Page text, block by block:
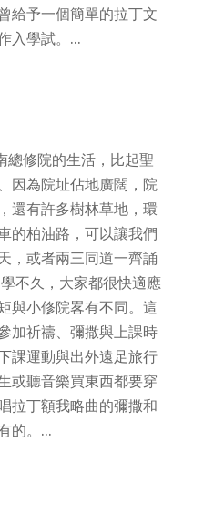
給予一個簡單的拉丁文
入學試。...
院的生活，比起聖
因為院址佔地廣闊，院
還有許多樹林草地，環
的柏油路，可以讓我們
，或者兩三同道一齊誦
久，大家都很快適應
與小修院畧有不同。這
加祈禱、彌撒與上課時
課運動與出外遠足旅行
或聽音樂買東西都要穿
拉丁額我略曲的彌撒和
的。...